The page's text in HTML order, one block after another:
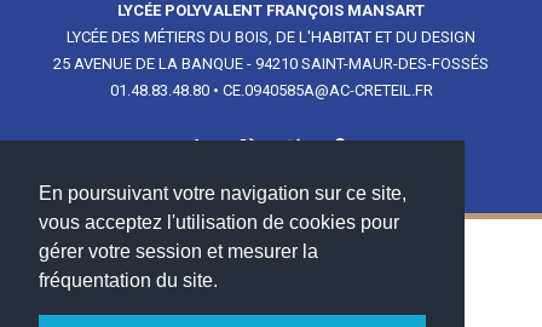
En poursuivant votre navigation sur ce site,
vous acceptez l'utilisation de cookies pour
gérer votre session et mesurer la
fréquentation du site.
LYCÉE POLYVALENT FRANÇOIS MANSART
LYCÉE DES MÉTIERS DU BOIS, DE L'HABITAT ET DU DESIGN
25 AVENUE DE LA BANQUE - 94210 SAINT-MAUR-DES-FOSSÉS
01.48.83.48.80• CE.0940585A@AC-CRETEIL.FR
NOS PARTENAIRES